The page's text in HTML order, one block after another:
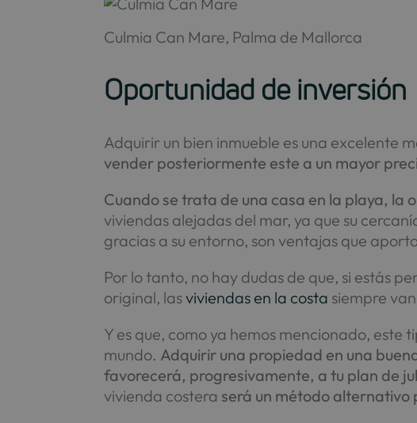
Culmia Can Mare, Palma de Mallorca
Oportunidad de inversión
Adquirir un bien inmueble es una excelente
vender posteriormente este a un mayor
Cuando se trata de una casa en la playa,
viviendas alejadas del mar, ya que su
gracias a su entorno, son ventajas que
Por lo tanto, no hay dudas de que, si estás
original, lasviviendas en la costa siempre
Y es que, como ya hemos mencionado, este
mundo. Adquirir una propiedad en una
favorecerá, progresivamente, a tu plan de
vivienda costera será un método alternativo